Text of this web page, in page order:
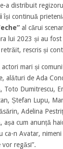
a distribuit
își continuă
al cărui
lui 2023 și au
rescris și
mari și
alături de Ada
Dumitrescu,
Ștefan Lupu,
Adelina
așa cum anunță
ca-n Avatar,
regăsi”.